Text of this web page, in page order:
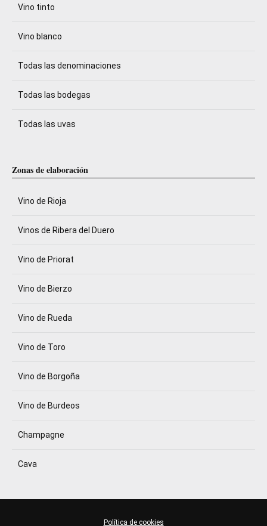
Vino tinto
Vino blanco
Todas las denominaciones
Todas las bodegas
Todas las uvas
Zonas de elaboración
Vino de Rioja
Vinos de Ribera del Duero
Vino de Priorat
Vino de Bierzo
Vino de Rueda
Vino de Toro
Vino de Borgoña
Vino de Burdeos
Champagne
Cava
Política de cookies